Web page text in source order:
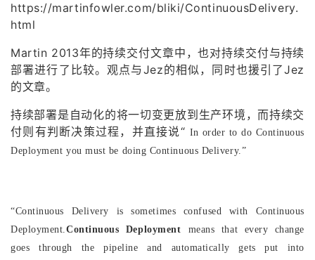
https://martinfowler.com/bliki/ContinuousDelivery.
html
Martin 2013年的持续交付文章中，也对持续交付与持续
部署进行了比较。观点与Jez的相似，同时也援引了Jez
的文章。
持续部署是自动化的将一切变更放到生产环境，而持续交
付则有判断决策过程，并直接说“ In order to do Continuous
Deployment you must be doing Continuous Delivery.”
“Continuous Delivery is sometimes confused with Continuous
Deployment.Continuous Deployment
means that every change
goes through the pipeline and automatically gets put into